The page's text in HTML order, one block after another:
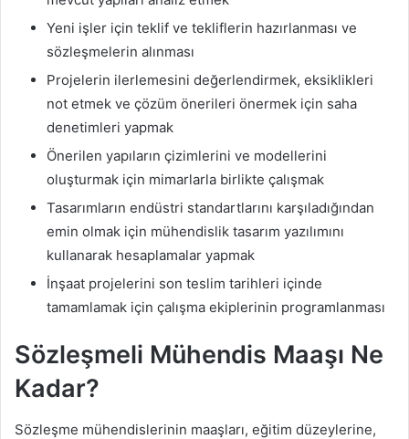
Yeni işler için teklif ve tekliflerin hazırlanması ve
sözleşmelerin alınması
Projelerin ilerlemesini değerlendirmek, eksiklikleri
not etmek ve çözüm önerileri önermek için saha
denetimleri yapmak
Önerilen yapıların çizimlerini ve modellerini
oluşturmak için mimarlarla birlikte çalışmak
Tasarımların endüstri standartlarını karşıladığından
emin olmak için mühendislik tasarım yazılımını
kullanarak hesaplamalar yapmak
İnşaat projelerini son teslim tarihleri ​​içinde
tamamlamak için çalışma ekiplerinin programlanması
Sözleşmeli Mühendis Maaşı Ne
Kadar?
Sözleşme mühendislerinin maaşları, eğitim düzeylerine,